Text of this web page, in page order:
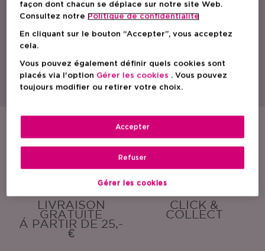
Avec une gamme étendue de parfums, de produits de soin et cosmétiques,
ICI PARIS XL est le spécialiste beauté par excellence en Belgique.
Découvrez nos actions, promotions, conseils beauté et trouvez la parfumerie
ICI PARIS XL la plus proche de chez vous. Commandez également nos
ÉCHANTILLONS
GRATUITS
EMBALLAGE
CADEAU
LIVRAISON
GRATUITE
Á PARTIR DE 25,-
€
CLICK &
COLLECT
façon dont chacun se déplace sur notre site Web.
Consultez notre Politique de confidentialite
En cliquant sur le bouton “Accepter”, vous acceptez
cela.
Vous pouvez également définir quels cookies sont
placés via l'option Gérer les cookies . Vous pouvez
toujours modifier ou retirer votre choix.
Gérer les cookies
Refuser
Accepter